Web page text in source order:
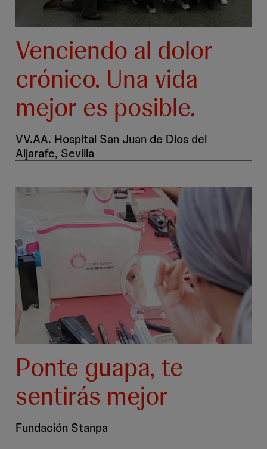
Venciendo al dolor
crónico. Una vida
mejor es posible.
VV.AA. Hospital San Juan de Dios del
Aljarafe, Sevilla
Ponte guapa, te
sentirás mejor
Fundación Stanpa